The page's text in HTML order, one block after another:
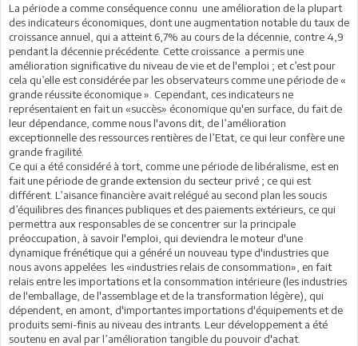
La période a comme conséquence connu une amélioration de la plupart
des indicateurs économiques, dont une augmentation notable du taux de
croissance annuel, qui a atteint 6,7% au cours de la décennie, contre 4,9
pendant la décennie précédente. Cette croissance a permis une
amélioration significative du niveau de vie et de l'emploi ; et c’est pour
cela qu’elle est considérée par les observateurs comme une période de «
grande réussite économique ». Cependant, ces indicateurs ne
représentaient en fait un «succès» économique qu'en surface, du fait de
leur dépendance, comme nous l'avons dit, de l’amélioration
exceptionnelle des ressources rentières de l’Etat, ce qui leur confère une
grande fragilité.
Ce qui a été considéré à tort, comme une période de libéralisme, est en
fait une période de grande extension du secteur privé ; ce qui est
différent. L’aisance financière avait relégué au second plan les soucis
d’équilibres des finances publiques et des paiements extérieurs, ce qui
permettra aux responsables de se concentrer sur la principale
préoccupation, à savoir l'emploi, qui deviendra le moteur d'une
dynamique frénétique qui a généré un nouveau type d'industries que
nous avons appelées les «industries relais de consommation», en fait
relais entre les importations et la consommation intérieure (les industries
de l'emballage, de l'assemblage et de la transformation légère), qui
dépendent, en amont, d'importantes importations d'équipements et de
produits semi-finis au niveau des intrants. Leur développement a été
soutenu en aval par l’amélioration tangible du pouvoir d'achat.